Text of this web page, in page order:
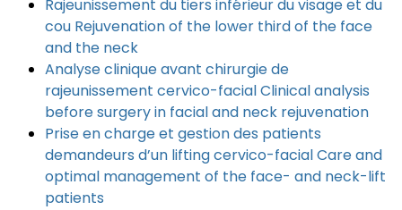
Rajeunissement du tiers inférieur du visage et du
cou Rejuvenation of the lower third of the face
and the neck
Analyse clinique avant chirurgie de
rajeunissement cervico-facial Clinical analysis
before surgery in facial and neck rejuvenation
Prise en charge et gestion des patients
demandeurs d’un lifting cervico-facial Care and
optimal management of the face- and neck-lift
patients